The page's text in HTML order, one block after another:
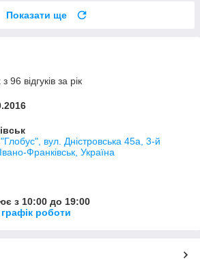
Показати ще
96 відгуків за рік
вул. Дністровська 45а, 3-й
Франківськ, Україна
з 10:00 до 19:00
роботи